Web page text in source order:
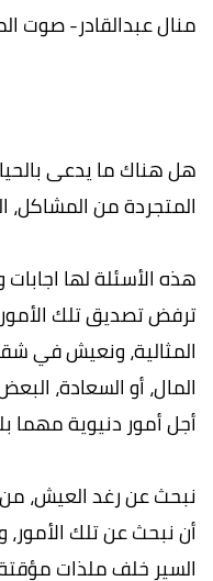
منال عبدالقادر- صوت
هل هناك ما يدعى
المتجردة من المشاكل،
هذه الأسئلة لها
ترفض تصديق تلك
المثالية، ونعيش في
المال، أو السعادة،
أجل أمور دنيوية مهما
نبحث عن رغد العيش،
أن نبحث عن تلك
السير خلف ملذات مؤقتة،